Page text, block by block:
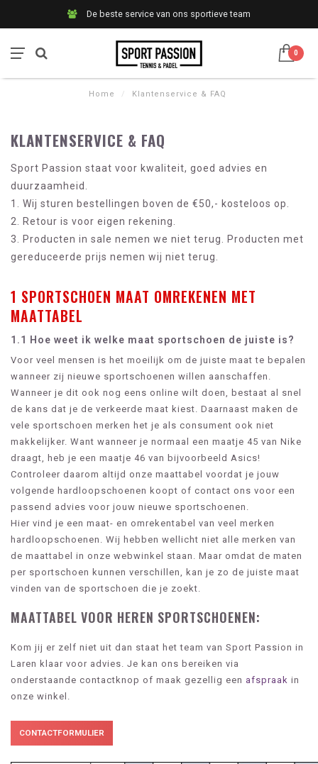
De beste service van ons sportieve team
0
Home / Klantenservice & FAQ
KLANTENSERVICE & FAQ
Sport Passion staat voor kwaliteit, goed advies en
duurzaamheid.
1. Wij sturen bestellingen boven de €50,- kosteloos op.
2. Retour is voor eigen rekening.
3. Producten in sale nemen we niet terug. Producten met
gereduceerde prijs nemen wij niet terug.
1 SPORTSCHOEN MAAT OMREKENEN MET
MAATTABEL
1.1 Hoe weet ik welke maat sportschoen de juiste is?
Voor veel mensen is het moeilijk om de juiste maat te bepalen
wanneer zij nieuwe sportschoenen willen aanschaffen.
Wanneer je dit ook nog eens online wilt doen, bestaat al snel
de kans dat je de verkeerde maat kiest. Daarnaast maken de
vele sportschoen merken het je als consument ook niet
makkelijker. Want wanneer je normaal een maatje 45 van Nike
draagt, heb je een maatje 46 van bijvoorbeeld Asics!
Controleer daarom altijd onze maattabel voordat je jouw
volgende hardloopschoenen koopt of contact ons voor een
passend advies voor jouw nieuwe sportschoenen.
Hier vind je een maat- en omrekentabel van veel merken
hardloopschoenen. Wij hebben wellicht niet alle merken van
de maattabel in onze webwinkel staan. Maar omdat de maten
per sportschoen kunnen verschillen, kan je zo de juiste maat
vinden van de sportschoen die je zoekt.
MAATTABEL VOOR HEREN SPORTSCHOENEN:
Kom jij er zelf niet uit dan staat het team van Sport Passion in
Laren klaar voor advies. Je kan ons bereiken via
onderstaande contactknop of maak gezellig een afspraak in
onze winkel.
CONTACTFORMULIER